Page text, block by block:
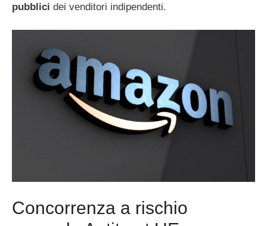
pubblici dei venditori indipendenti.
Concorrenza a rischio